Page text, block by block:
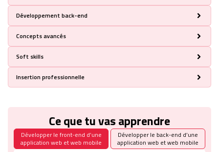
Création des interfaces utilisateur web statiques et responsives
Création des interfaces utilisateur web dynamiques et responsives
Introduction aux SPA
Création des interfaces utilisateur web riches avec Reactjs
Déploiement d’une application web
Développement back-end
Conception et création des bases de données
Les bases de la programmation web coté serveur
Développement de la partie back-end d’une application web avec Nodejs
Création des Web Services avec Nodejs
Concepts avancés
Assurance qualité
Structures des données et Algorithmes
Design patterns et Architectures des applications web
DevOps
Soft skills
Prise de parole en public
Communication orale et écrite dans un milieu professionnel
Gestion efficace de temps
Insertion professionnelle
Coaching CV et lettre de motivation
Meet up carrière 2.0
Stage professionnel (3 à 6 mois)
Ce que tu vas apprendre
Développer le front-end d’une
application web et web mobile
Développer le back-end d’une
application web et web mobile